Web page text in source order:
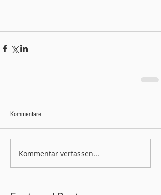
Kommentare
Kommentar verfassen...